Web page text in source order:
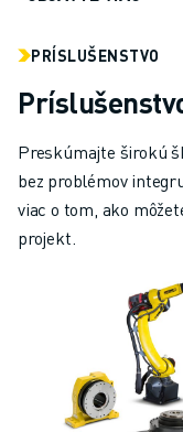
PRÍSLUŠENSTVO
Preskúmajte širokú
bez problémov
viac o tom, ako
projekt.